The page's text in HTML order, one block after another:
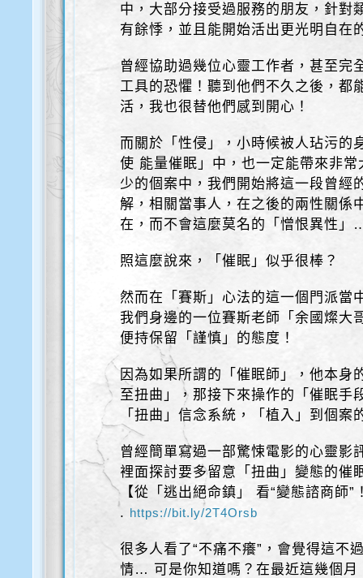
中，大部分接受過服務的朋友，針對
有餘悸，並且能開始活出更光明自在
曾經協助過幾位心靈工作者，甚至完
工具的恐懼！聽到他們不久之後，都
活，我也很替他們感到開心！
而關於「性侵」，小時候被人玷污的
使 能量催眠」中，也一定能帶來非
少的個案中，我們開始將這一段曾經
解，相關當事人，在之後的兩性關係
在，而不會這麼莫名的「憎恨異性」
照這麼說來，「催眠」似乎很棒？
然而在「賽斯」心法的這一個門派當
我們身邊的一位賽斯老師「余國燦大
便持保留「謹慎」的態度！
因為如果所謂的「催眠師」，他本身
至扭曲」，那接下來操作的「催眠手
「扭曲」信念系統，「植入」到個案
曾經簡單寫過一部驚悚電影的心靈影
裡面探討要多留意「扭曲」變態的催
【從「逃出絕命鎮」 看“變態諮商師”
. https://bit.ly/2T4Orsb
很多人看了“不痛不癢”，會覺得這不
情… 可是你知道嗎？在最近這幾個月